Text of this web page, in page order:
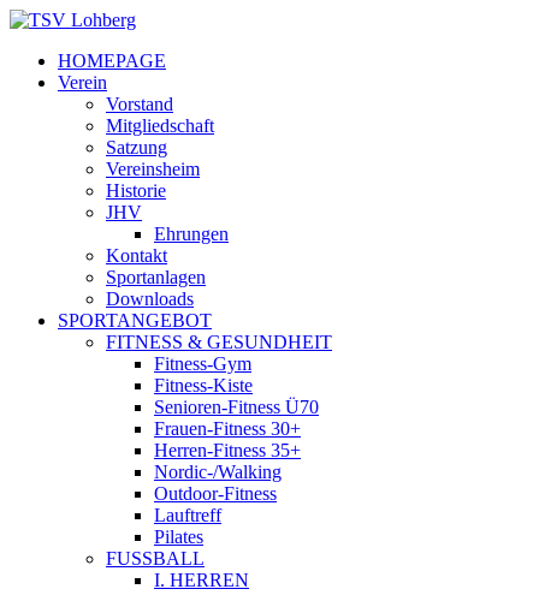
HOMEPAGE
Verein
Vorstand
Mitgliedschaft
Satzung
Vereinsheim
Historie
JHV
Ehrungen
Kontakt
Sportanlagen
Downloads
SPORTANGEBOT
FITNESS & GESUNDHEIT
Fitness-Gym
Fitness-Kiste
Senioren-Fitness Ü70
Frauen-Fitness 30+
Herren-Fitness 35+
Nordic-/Walking
Outdoor-Fitness
Lauftreff
Pilates
FUSSBALL
I. HERREN